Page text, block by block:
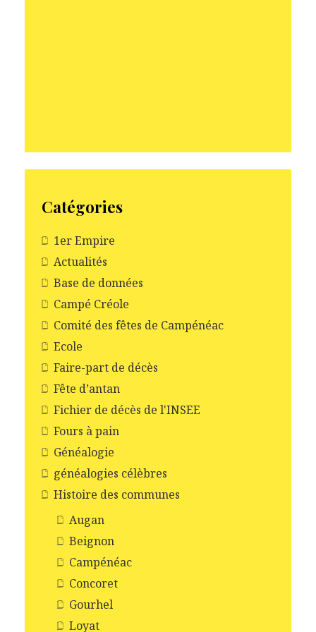
Catégories
1er Empire
Actualités
Base de données
Campé Créole
Comité des fêtes de Campénéac
Ecole
Faire-part de décès
Fête d’antan
Fichier de décès de l'INSEE
Fours à pain
Généalogie
généalogies célèbres
Histoire des communes
Augan
Beignon
Campénéac
Concoret
Gourhel
Loyat